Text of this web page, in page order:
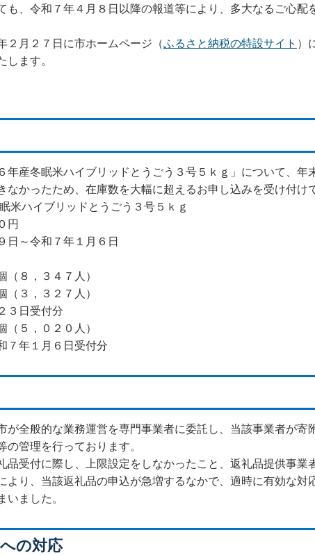
、令和７年４月８日以降の報道等により、多大なるご心配
月２７日に市ホームページ（ふるさと納税の特設サイト ）
します。
産冬眠米ハイブリッドとうごう３号５ｋｇ」について、年
なかったため、在庫数を大幅に超えるお申し込みを受け付け
イブリッドとうごう３号５ｋｇ
円
日～令和７年１月６日
，３４７人）
，３２７人）
日受付分
５，０２０人）
年１月６日受付分
全般的な業務運営を専門事業者に委託し、当該事業者が寄
管理を行っております。
受付に際し、上限設定をしなかったこと、返礼品提供事業
より、当該返礼品の申込が急増するなかで、適時に有効な対
いました。
の対応